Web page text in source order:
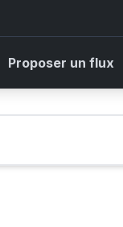
Proposer un flux